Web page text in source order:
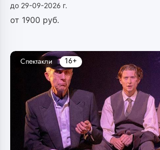
до 29-09-2026 г.
от 1900 руб.
Спектакли 16+